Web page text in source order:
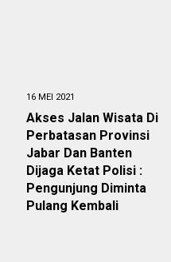
16 MEI 2021
Akses Jalan Wisata Di
Perbatasan Provinsi
Jabar Dan Banten
Dijaga Ketat Polisi :
Pengunjung Diminta
Pulang Kembali